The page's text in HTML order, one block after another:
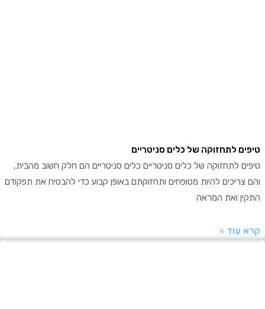
לתחזוקה של כלים סניטריים
לתחזוקה של כלים סניטריים כלים סניטריים הם חלק חשוב מהבית,
להיות מטופחים ותחזוקתם באופן קבוע כדי להבטיח את תפקודם
ואת המראה
»